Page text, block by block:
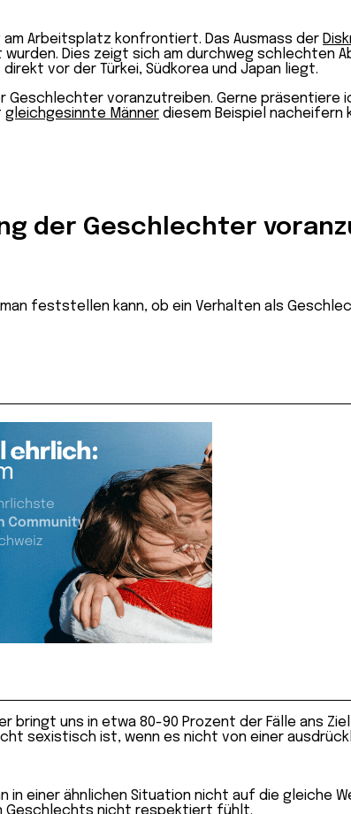
Arbeitsplatz konfrontiert. Das Ausmass der
Dies zeigt sich am durchweg schlechten
direkt vor der Türkei, Südkorea und Japan liegt.
Geschlechter voranzutreiben. Gerne präsentiere
gleichgesinnte Männer diesem Beispiel nacheifern
der Geschlechter
feststellen kann, ob ein Verhalten als
uns in etwa 80-90 Prozent der Fälle ans
sexistisch ist, wenn es nicht von einer
in einer ähnlichen Situation nicht auf die gleiche